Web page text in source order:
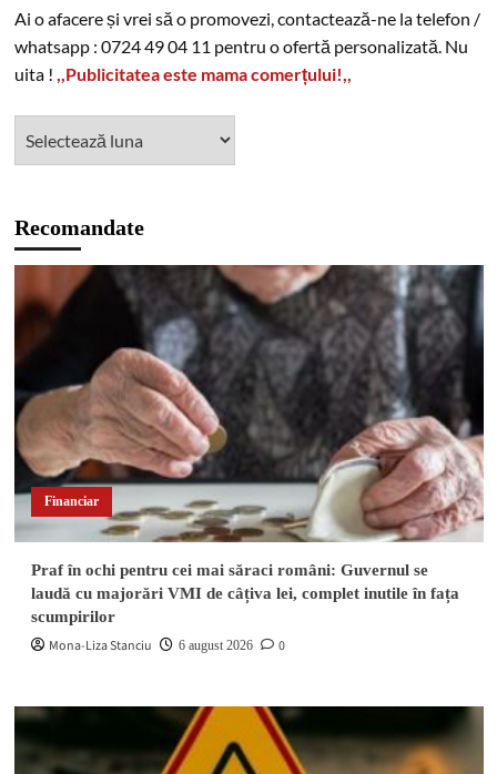
Ai o afacere și vrei să o promovezi, contactează-ne la telefon /
whatsapp : 0724 49 04 11 pentru o ofertă personalizată. Nu
uita ! ,,Publicitatea este mama comerțului!,,
Recomandate
Financiar
Praf în ochi pentru cei mai săraci români: Guvernul se
laudă cu majorări VMI de câțiva lei, complet inutile în fața
scumpirilor
Mona-Liza Stanciu 6 august 2026 0